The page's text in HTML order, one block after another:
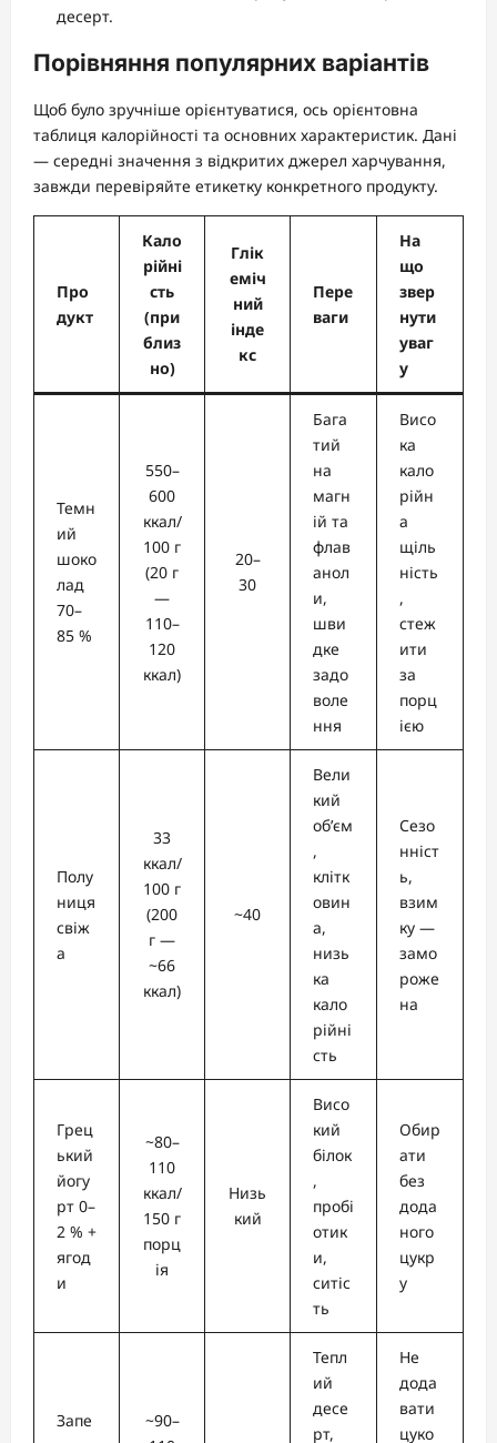
десерт.
Порівняння популярних варіантів
Щоб було зручніше орієнтуватися, ось орієнтовна
таблиця калорійності та основних характеристик. Дані
— середні значення з відкритих джерел харчування,
завжди перевіряйте етикетку конкретного продукту.
Про
дукт
Кало
рійні
сть
(при
близ
но)
Глік
еміч
ний
інде
кс
Пере
ваги
На
що
звер
нути
уваг
у
Темн
ий
шоко
лад
70–
85 %
550–
600
ккал/
100 г
(20 г
—
110–
120
ккал)
20–
30
Бага
тий
на
магн
ій та
флав
анол
и,
шви
дке
задо
воле
ння
Висо
ка
кало
рійн
а
щіль
ність
,
стеж
ити
за
порц
ією
Полу
ниця
свіж
а
33
ккал/
100 г
(200
г —
~66
ккал)
~40
Вели
кий
об’єм
,
клітк
овин
а,
низь
ка
кало
рійні
сть
Сезо
нніст
ь,
взим
ку —
замо
роже
на
Грец
ький
йогу
рт 0–
2 % +
ягод
и
~80–
110
ккал/
150 г
порц
ія
Низь
кий
Висо
кий
білок
,
пробі
отик
и,
ситіс
ть
Обир
ати
без
дода
ного
цукр
у
Запе
~90–
Тепл
ий
десе
рт,
Не
дода
вати
цуко